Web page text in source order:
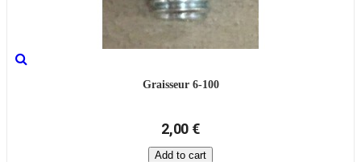
Graisseur 6-100
2,00 €
Add to cart